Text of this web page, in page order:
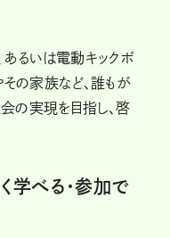
あるいは電動キックボ
その家族など、誰もが
の実現を目指し、啓
学べる・参加で